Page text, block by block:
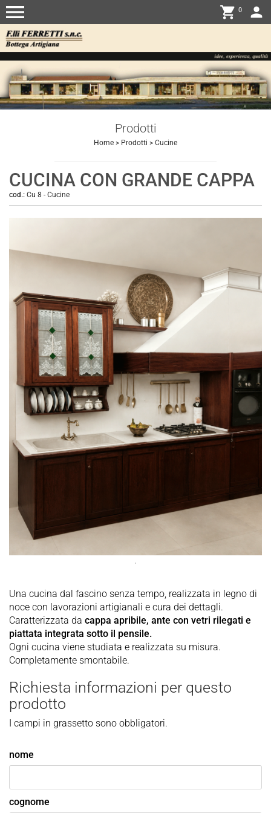
menu person
shopping_cart 0
Prodotti
Home > Prodotti > Cucine
CUCINA CON GRANDE CAPPA
cod.: Cu 8 - Cucine
'
Una cucina dal fascino senza tempo, realizzata in legno di
noce con lavorazioni artigianali e cura dei dettagli.
Caratterizzata da cappa apribile, ante con vetri rilegati e
piattata integrata sotto il pensile.
Ogni cucina viene studiata e realizzata su misura.
Completamente smontabile.
Richiesta informazioni per questo
prodotto
I campi in grassetto sono obbligatori.
nome
cognome